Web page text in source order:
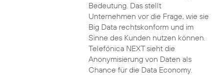
Bedeutung. Das stellt
Unternehmen vor die Frage, wie sie
Big Data rechtskonform und im
Sinne des Kunden nutzen können.
Telefónica NEXT sieht die
Anonymisierung von Daten als
Chance für die Data Economy.